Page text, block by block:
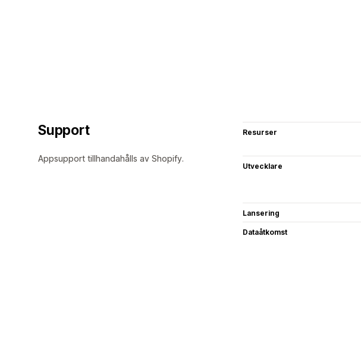
Support
Appsupport tillhandahålls av Shopify.
Resurser
Utvecklare
Lansering
Dataåtkomst